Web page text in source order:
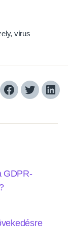
, vírus
Facebook
Twitter
GDPR-